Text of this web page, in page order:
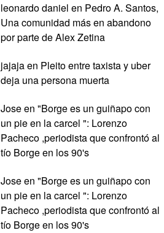
leonardo daniel en Pedro A. Santos,
Una comunidad más en abandono
por parte de Alex Zetina
jajajaen Pleito entre taxista y uber
deja una persona muerta
Joseen "Borge es un guiñapo con
un pie en la carcel ": Lorenzo
Pacheco ,periodista que confrontó al
tío Borge en los 90's
Joseen "Borge es un guiñapo con
un pie en la carcel ": Lorenzo
Pacheco ,periodista que confrontó al
tío Borge en los 90's